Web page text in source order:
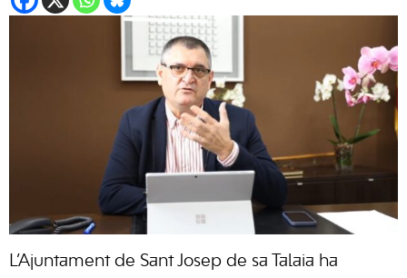
L’Ajuntament de Sant Josep de sa Talaia ha